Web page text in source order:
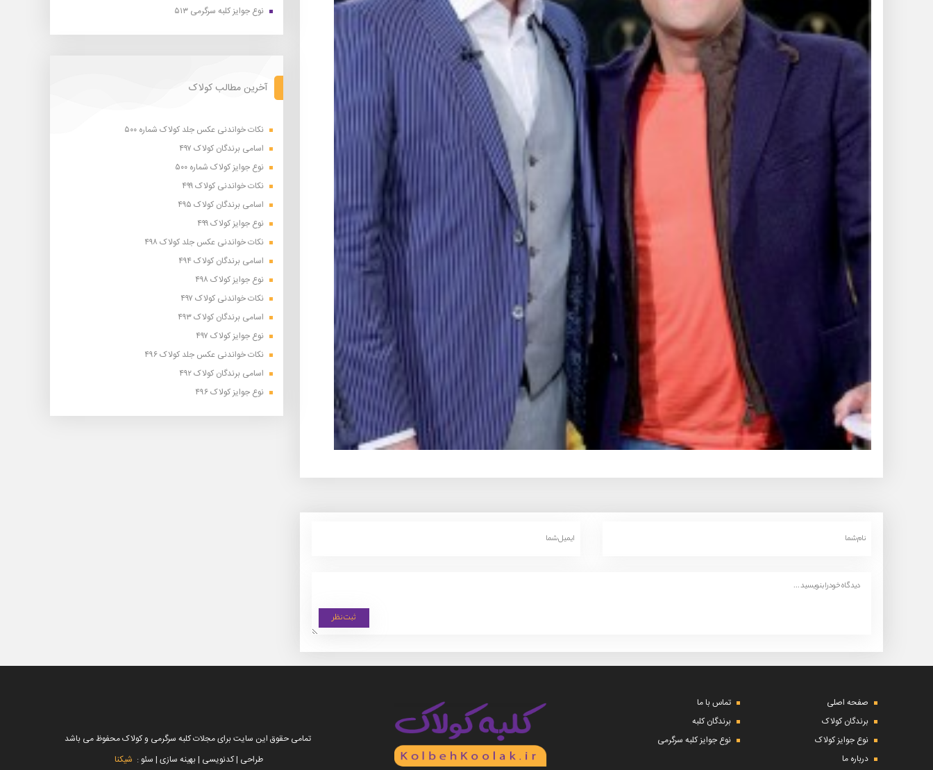
نوع جوایز کلبه سرگرمی ۵۱۳
آخرین مطالب کولاک
نکات خواندنی عکس جلد کولاک شماره ۵۰۰
اسامی برندگان کولاک ۴۹۷
نوع جوایز کولاک شماره ۵۰۰
نکات خواندنی کولاک ۴۹۹
اسامی برندگان کولاک ۴۹۵
نوع جوایز کولاک ۴۹۹
نکات خواندنی عکس جلد کولاک ۴۹۸
اسامی برندگان کولاک ۴۹۴
نوع جوایز کولاک ۴۹۸
نکات خواندنی کولاک ۴۹۷
اسامی برندگان کولاک ۴۹۳
نوع جوایز کولاک ۴۹۷
نکات خواندنی عکس جلد کولاک ۴۹۶
اسامی برندگان کولاک ۴۹۲
نوع جوایز کولاک ۴۹۶
صفحه اصلی
تماس با ما
برندگان کولاک
برندگان کلبه
نوع جوایز کولاک
نوع جوایز کلبه سرگرمی
درباره ما
تمامی حقوق این سایت برای مجلات کلبه سرگرمی و کولاک محفوظ می باشد
طراحی | کدنویسی | بهینه سازی | سئو : شیکنا